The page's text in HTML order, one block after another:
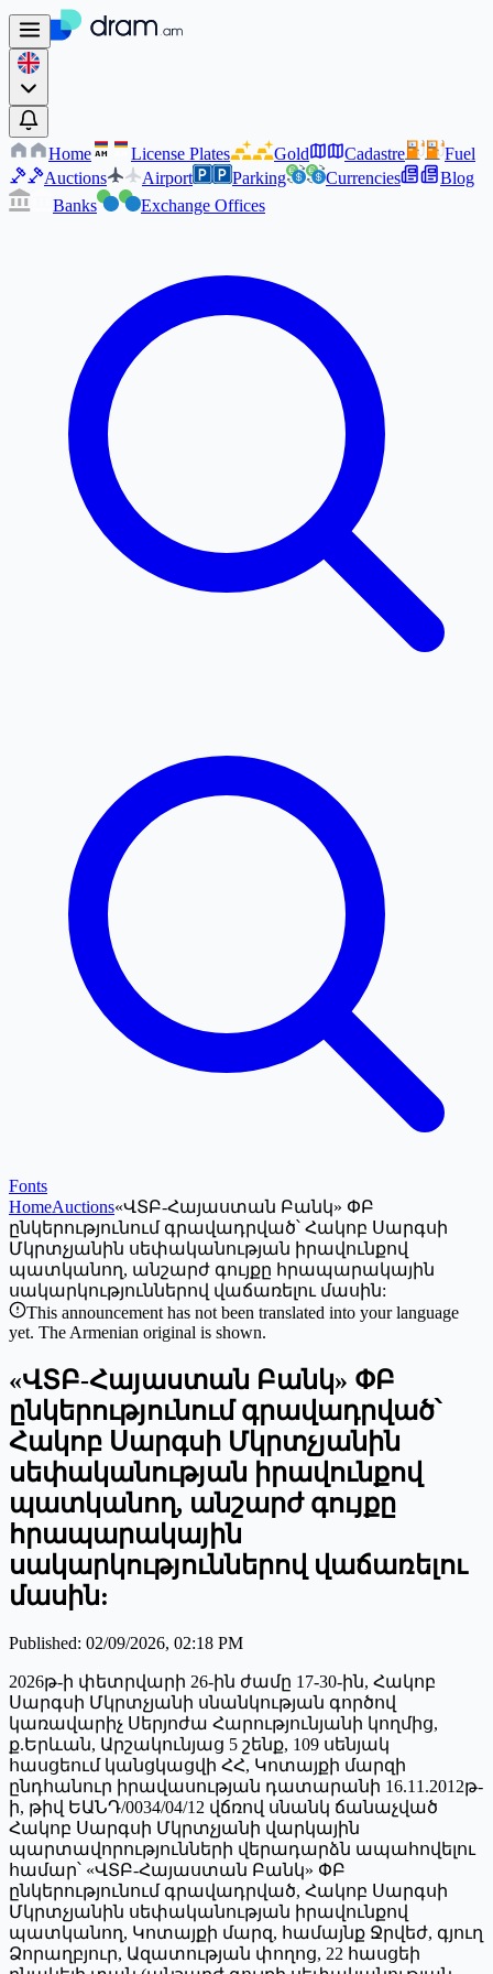
Home AM License Plates Gold Cadastre
Fuel
Auctions
Airport Parking Currencies
Blog
Banks
Exchange Offices
Fonts
HomeAuctions«ՎՏԲ-Հայաստան Բանկ» ՓԲ
ընկերությունում գրավադրված՝ Հակոբ Սարգսի
Մկրտչյանին սեփականության իրավունքով
պատկանող, անշարժ գույքը հրապարակային
սակարկություններով վաճառելու մասին:
This announcement has not been translated into your language
yet. The Armenian original is shown.
«ՎՏԲ-Հայաստան Բանկ» ՓԲ
ընկերությունում գրավադրված՝
Հակոբ Սարգսի Մկրտչյանին
սեփականության իրավունքով
պատկանող, անշարժ գույքը
հրապարակային
սակարկություններով վաճառելու
մասին:
Published: 02/09/2026, 02:18 PM
2026թ-ի փետրվարի 26-ին ժամը 17-30-ին, Հակոբ
Սարգսի Մկրտչյանի սնանկության գործով
կառավարիչ Սերյոժա Հարությունյանի կողմից,
ք.Երևան, Արշակունյաց 5 շենք, 109 սենյակ
հասցեում կանցկացվի ՀՀ, Կոտայքի մարզի
ընդհանուր իրավասության դատարանի 16.11.2012թ-
ի, թիվ ԵԱՆԴ/0034/04/12 վճռով սնանկ ճանաչված
Հակոբ Սարգսի Մկրտչյանի վարկային
պարտավորությունների վերադարձն ապահովելու
համար՝ «ՎՏԲ-Հայաստան Բանկ» ՓԲ
ընկերությունում գրավադրված, Հակոբ Սարգսի
Մկրտչյանին սեփականության իրավունքով
պատկանող, Կոտայքի մարզ, համայնք Ջրվեժ, գյուղ
Ձորաղբյուր, Ազատության փողոց, 22 հասցեի